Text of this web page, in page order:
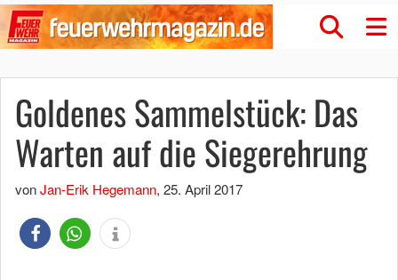
Goldenes Sammelstück: Das
Warten auf die Siegerehrung
vonJan-Erik Hegemann, 25. April 2017